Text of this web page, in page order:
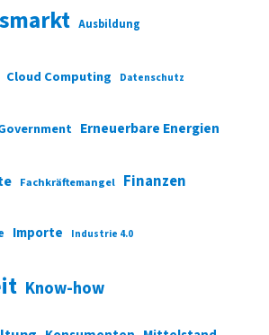
Ausbildung
Cloud Computing Datenschutz
Erneuerbare Energien
Fachkräftemangel Finanzen
Importe Industrie 4.0
Know-how